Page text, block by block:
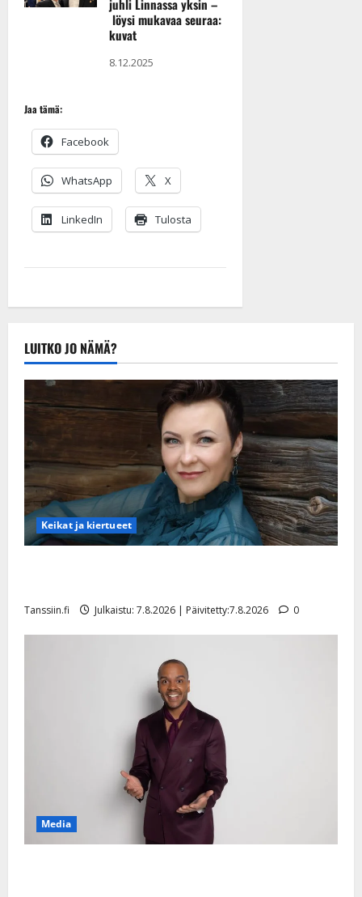
juhli Linnassa yksin –
löysi mukavaa seuraa:
kuvat
8.12.2025
Jaa tämä:
Facebook
WhatsApp X
LinkedIn Tulosta
LUITKO JO NÄMÄ?
Keikat ja kiertueet
Tanssiin.fi Julkaistu: 7.8.2026 | Päivitetty:7.8.2026 0
Media